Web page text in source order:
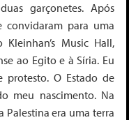
garçonetes. Após
convidaram para uma
Music Hall,
ao Egito e à Síria. Eu
protesto. O Estado de
meu nascimento. Na
Palestina era uma terra